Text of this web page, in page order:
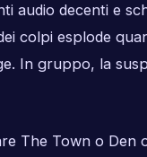
audio decenti e
colpi esplode
In gruppo, la
The Town o Den